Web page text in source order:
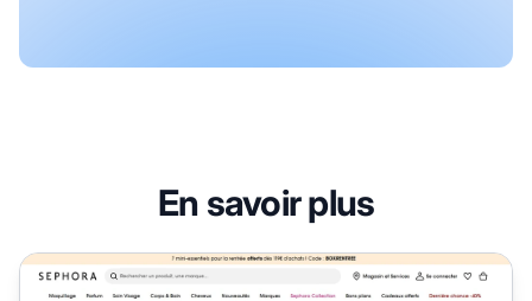
En savoir plus
Programme d'affiliation Sephora